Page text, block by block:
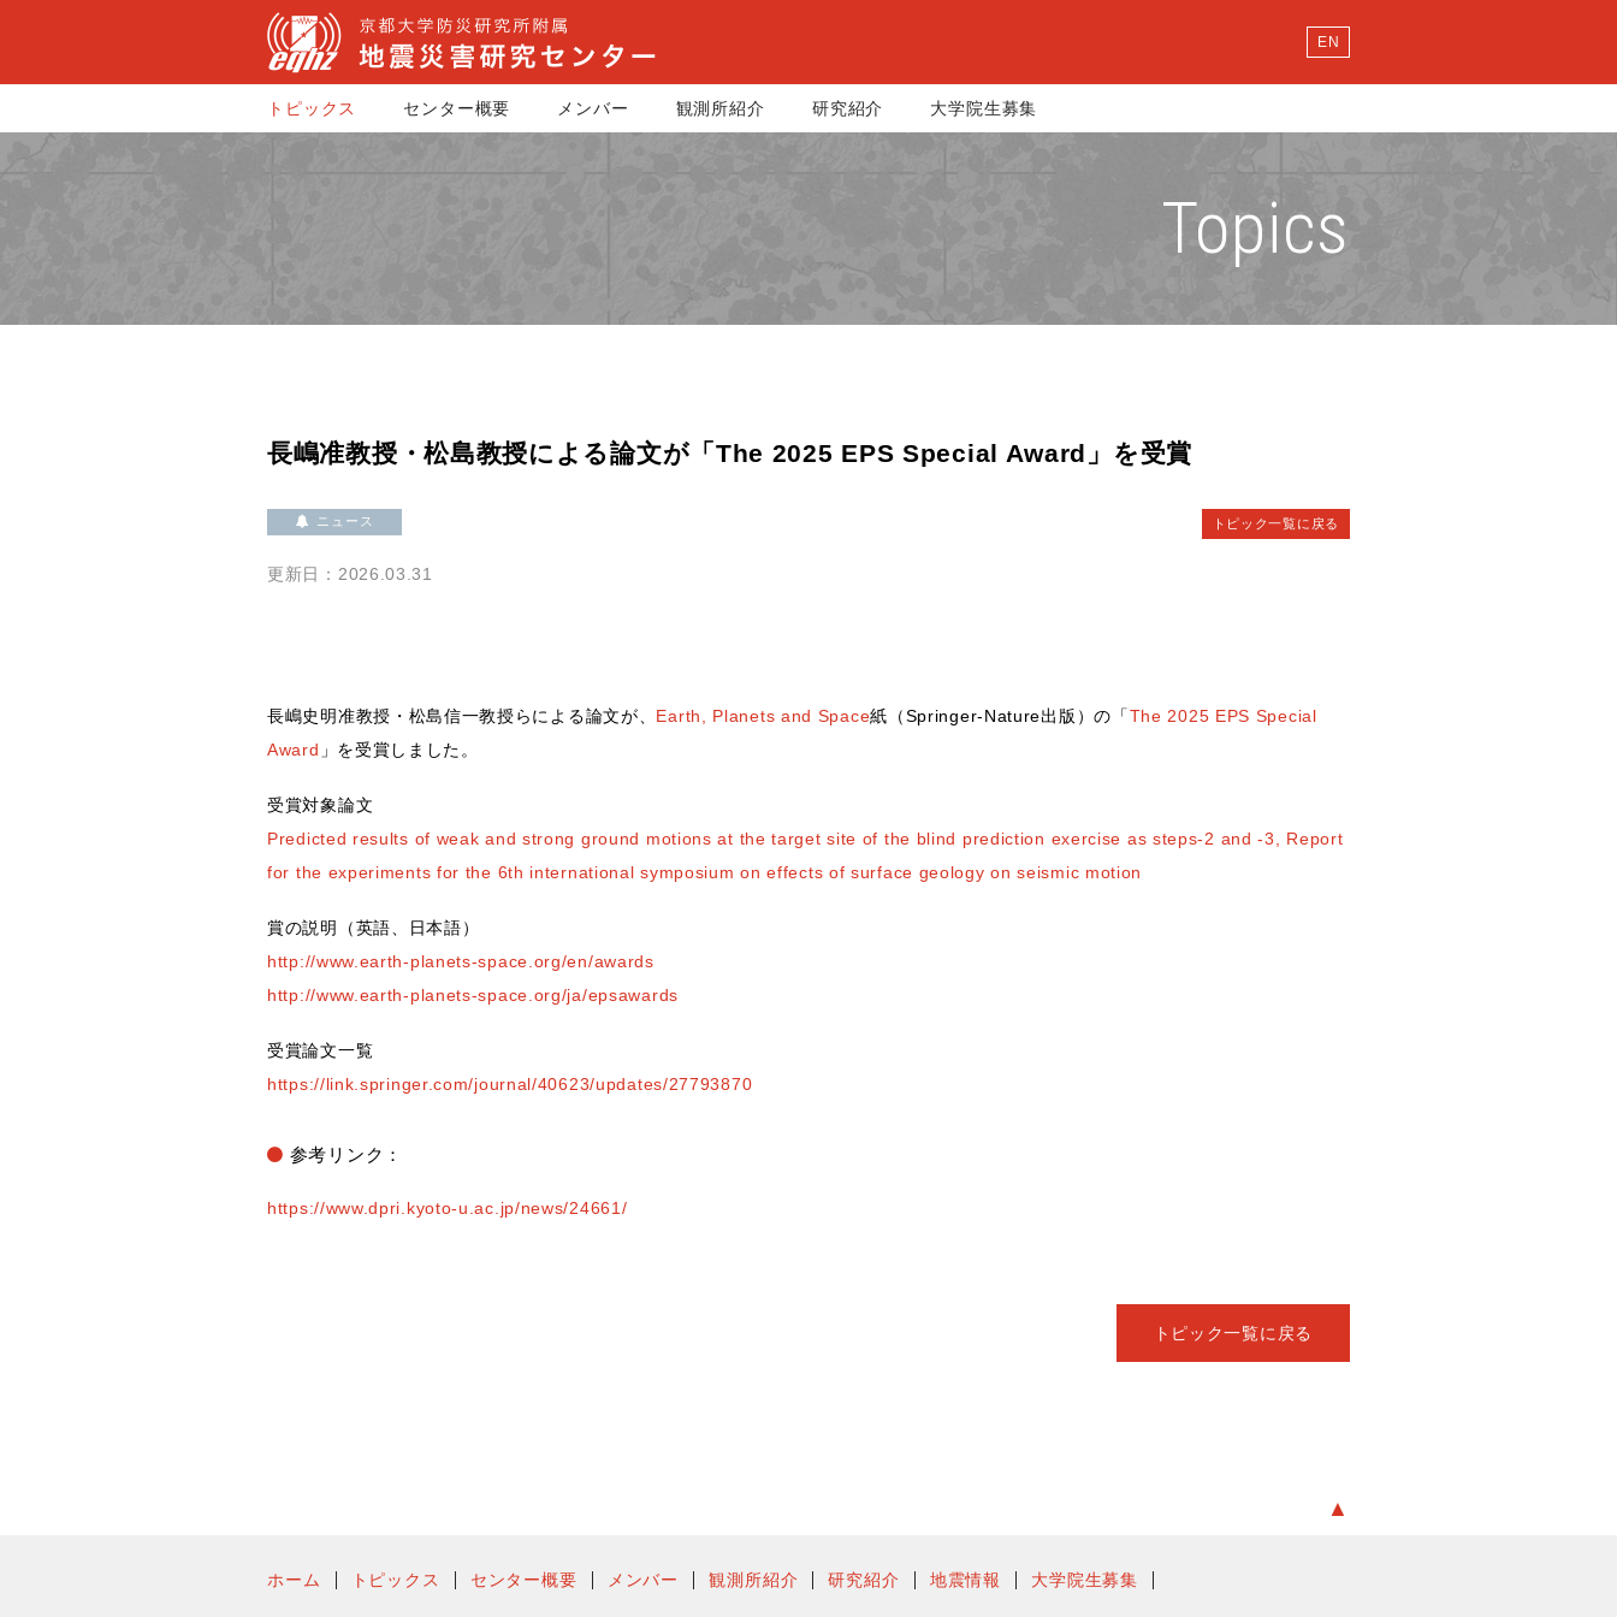
EN
トピックス センター概要 メンバー 観測所紹介 研究紹介 大学院生募集
Topics
長嶋准教授・松島教授による論文が「The 2025 EPS Special Award」を受賞
ニュース
更新日：2026.03.31
トピック一覧に戻る
長嶋史明准教授・松島信一教授らによる論文が、 Earth, Planets and Space紙（Springer-Nature出版）の「The 2025 EPS Special
Award 」を受賞しました。
受賞対象論文
Predicted results of weak and strong ground motions at the target site of the blind prediction exercise as steps-2 and -3, Report
for the experiments for the 6th international symposium on effects of surface geology on seismic motion
賞の説明（英語、日本語）
http://www.earth-planets-space.org/en/awards
http://www.earth-planets-space.org/ja/epsawards
受賞論文一覧
https://link.springer.com/journal/40623/updates/27793870
参考リンク：
https://www.dpri.kyoto-u.ac.jp/news/24661/
トピック一覧に戻る
▲
ホーム トピックス センター概要 メンバー 観測所紹介 研究紹介 地震情報 大学院生募集